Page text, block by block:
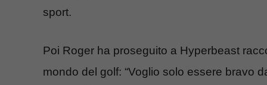
sport.
Poi Roger ha proseguito a Hyperbeast
mondo del golf: “Voglio solo essere bravo